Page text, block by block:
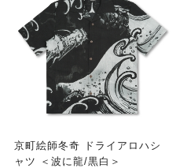
京町絵師冬奇 ドライアロハシ
ャツ ＜波に龍/黒白＞